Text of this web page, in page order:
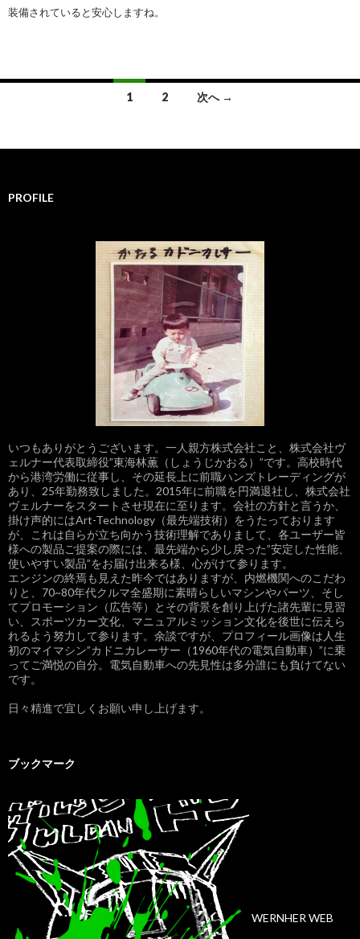
装備されていると安心しますね。
稿
ビ
1 2 次へ →
PROFILE
いつもありがとうございます。一人親方株式会社こと、株式会社ヴ
ェルナー代表取締役”東海林薫（しょうじかおる）”です。高校時代
から港湾労働に従事し、その延長上に前職ハンズトレーディングが
あり、25年勤務致しました。2015年に前職を円満退社し、株式会社
ヴェルナーをスタートさせ現在に至ります。会社の方針と言うか、
掛け声的にはArt-Technology（最先端技術）をうたっております
が、これは自らが立ち向かう技術理解でありまして、各ユーザー皆
様への製品ご提案の際には、最先端から少し戻った”安定した性能、
使いやすい製品”をお届け出来る様、心がけて参ります。
エンジンの終焉も見えた昨今ではありますが、内燃機関へのこだわ
りと、70~80年代クルマ全盛期に素晴らしいマシンやパーツ、そし
てプロモーション（広告等）とその背景を創り上げた諸先輩に見習
い、スポーツカー文化、マニュアルミッション文化を後世に伝えら
れるよう努力して参ります。余談ですが、プロフィール画像は人生
初のマイマシン”カドニカレーサー（1960年代の電気自動車）”に乗
ってご満悦の自分。電気自動車への先見性は多分誰にも負けてない
です。
日々精進で宜しくお願い申し上げます。
ブックマーク
WERNHER WEB